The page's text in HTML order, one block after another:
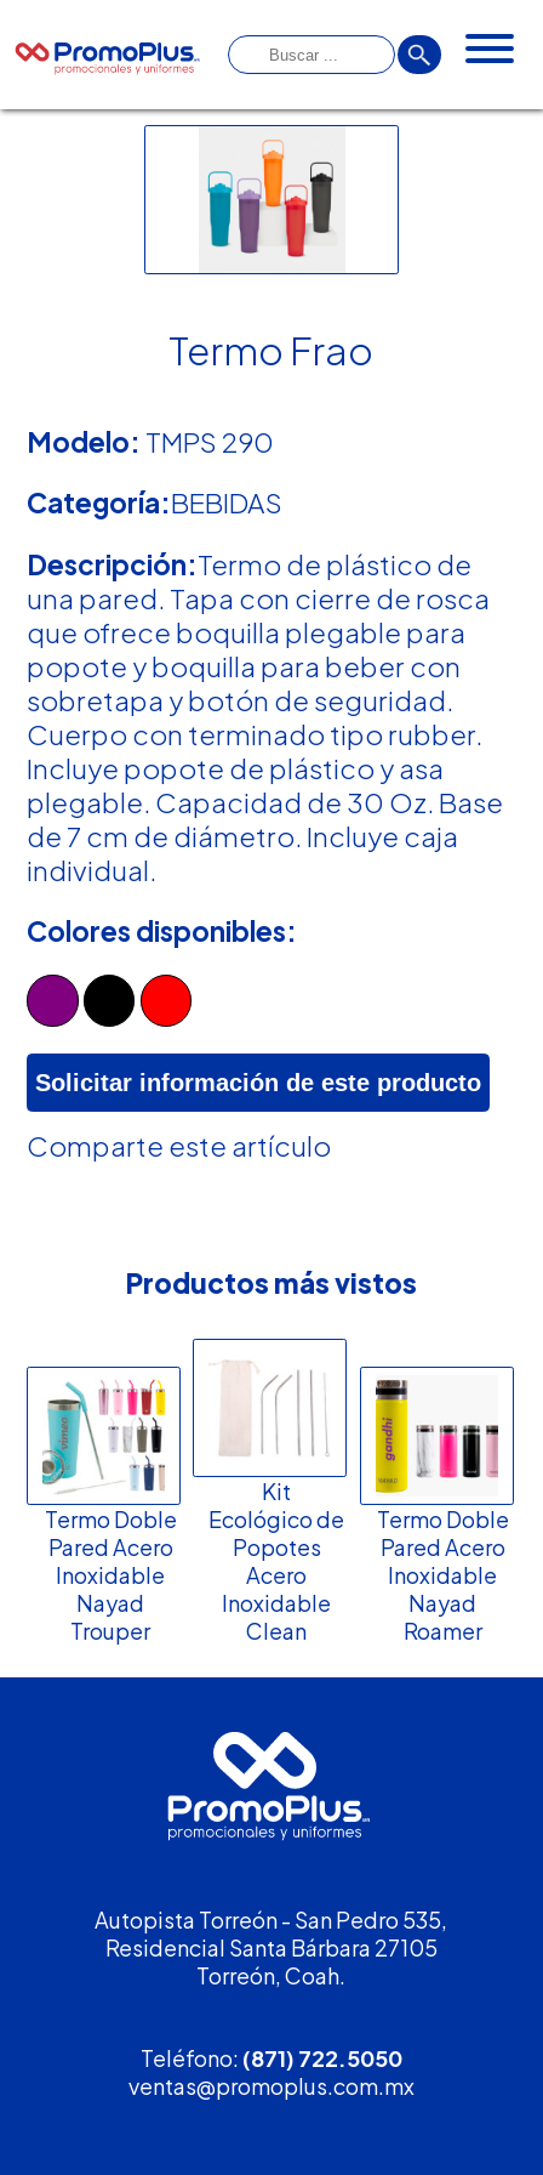
Termo Frao
Modelo: TMPS 290
Categoría:BEBIDAS
Descripción:Termo de plástico de
una pared. Tapa con cierre de rosca
que ofrece boquilla plegable para
popote y boquilla para beber con
sobretapa y botón de seguridad.
Cuerpo con terminado tipo rubber.
Incluye popote de plástico y asa
plegable. Capacidad de 30 Oz. Base
de 7 cm de diámetro. Incluye caja
individual.
Colores disponibles:
Solicitar información de este producto
Comparte este artículo
Productos más vistos
Termo Doble
Pared Acero
Inoxidable
Nayad
Trouper
Kit
Ecológico de
Popotes
Acero
Inoxidable
Clean
Termo Doble
Pared Acero
Inoxidable
Nayad
Roamer
Autopista Torreón - San Pedro 535,
Residencial Santa Bárbara 27105
Torreón, Coah.
Teléfono: (871) 722.5050
ventas@promoplus.com.mx